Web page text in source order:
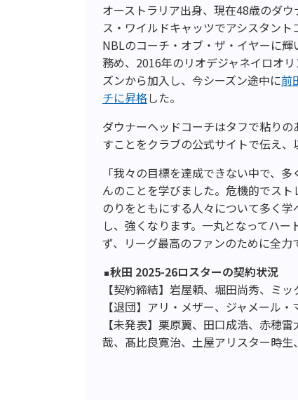
オーストラリア出身、現在48歳のダ
ス・ワイルドキャッツでアシスタン
NBLのコーチ・オブ・ザ・イヤーに
務め、2016年のリオデジャネイロオ
ズンから加入し、今シーズン途中に前
チに昇格した。
ダウナーヘッドコーチはタフで粘り
すことをクラブの公式サイトで伝え、
「我々の目標を達成できない中で、
んのことを学びました。危機的でス
のりをともにする人々について多く
し、強くなります。一丸となってハ
ず、リーグ最高のファンのために全力
秋田 2025-26ロスターの契約状況
【契約締結】岩屋頼、堀田尚秀、ミ
【退団】アリ・メザー、ジャメール・
【未発表】栗原翼、田口成浩、赤穂
哉、髙比良寛治、土屋アリスター時生